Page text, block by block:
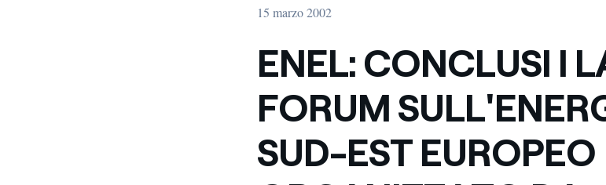
Massimizziamo la creazione di valore grazie al
rapporto con i nostri fornitori
energia pulita
Colombia
Iberia
Italia
15 marzo 2002
ENEL: CONCLUSI I
FORUM
SUD-EST EUROPEO